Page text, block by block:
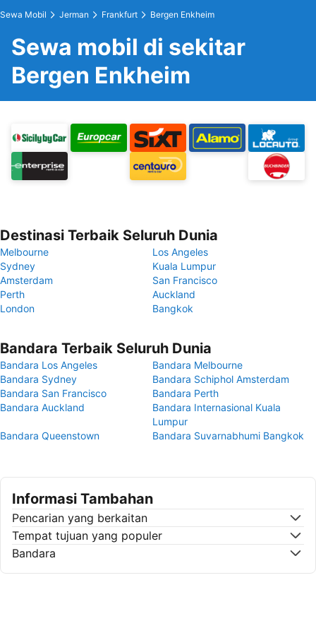
Sewa Mobil Jerman Frankfurt Bergen Enkheim
Sewa mobil di sekitar
Bergen Enkheim
Destinasi Terbaik Seluruh Dunia
Melbourne
Los Angeles
Sydney
Kuala Lumpur
Amsterdam
San Francisco
Perth
Auckland
London
Bangkok
Bandara Terbaik Seluruh Dunia
Bandara Los Angeles
Bandara Melbourne
Bandara Sydney
Bandara Schiphol Amsterdam
Bandara San Francisco
Bandara Perth
Bandara Auckland
Bandara Internasional Kuala
Lumpur
Bandara Queenstown
Bandara Suvarnabhumi Bangkok
Informasi Tambahan
Pencarian yang berkaitan
Tempat tujuan yang populer
Bandara